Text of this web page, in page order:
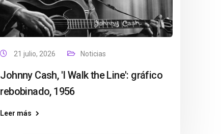
21 julio, 2026 Noticias
Johnny Cash, 'I Walk the Line': gráfico
rebobinado, 1956
Leer más